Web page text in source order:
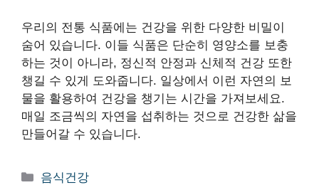
우리의 전통 식품에는 건강을 위한 다양한 비밀이
숨어 있습니다. 이들 식품은 단순히 영양소를 보충
하는 것이 아니라, 정신적 안정과 신체적 건강 또한
챙길 수 있게 도와줍니다. 일상에서 이런 자연의 보
물을 활용하여 건강을 챙기는 시간을 가져보세요.
매일 조금씩의 자연을 섭취하는 것으로 건강한 삶을
만들어갈 수 있습니다.
카
음식건강